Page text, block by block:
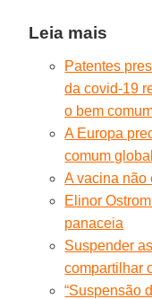
Leia mais
Patentes
da covid-19
o bem
A Europa
comum
A vacina não
Elinor
panaceia
Suspender
compartilhar
“Suspensão